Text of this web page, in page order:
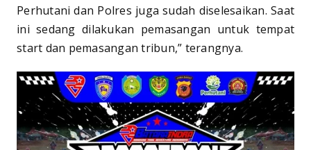
Perhutani dan Polres juga sudah diselesaikan. Saat
ini sedang dilakukan pemasangan untuk tempat
start dan pemasangan tribun,” terangnya.